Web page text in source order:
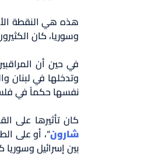
هذه هي النقطة
وسوريا، كان
في حين أن
وتدخلها في لبنان
نفسها حكماً في
كان تأثيرها على
شارون“، أو على
بين إسرائيل